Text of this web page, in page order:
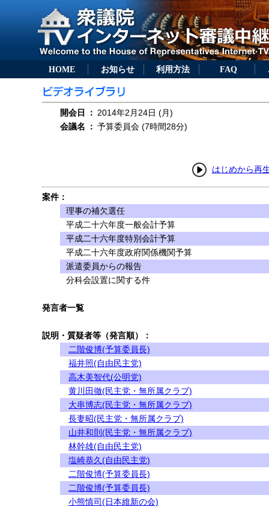
HOME お知らせ 利用方法 FAQ
開会日 ： 2014年2月24日 (月)
会議名
： 予算委員会 (7時間28分)
はじめから再
案件：
理事の補欠選任
平成二十六年度一般会計予算
平成二十六年度特別会計予算
平成二十六年度政府関係機関予算
派遣委員からの報告
分科会設置に関する件
発言者一覧
説明・質疑者等（発言順）：
二階俊博(予算委員長)
福井照(自由民主党)
高木美智代(公明党)
黄川田徹(民主党・無所属クラブ)
大串博志(民主党・無所属クラブ)
長妻昭(民主党・無所属クラブ)
山井和則(民主党・無所属クラブ)
林幹雄(自由民主党)
塩崎恭久(自由民主党)
二階俊博(予算委員長)
二階俊博(予算委員長)
小熊慎司(日本維新の会)